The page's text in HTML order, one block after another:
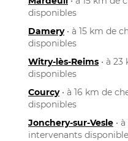
disponibles
Damery• à 15 km de
disponibles
Witry-lès-Reims • à
disponibles
Courcy• à 16 km de
disponibles
Jonchery-sur-Vesle •
intervenants